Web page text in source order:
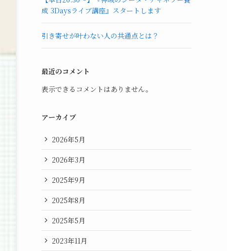
成 3Daysライブ講座』スタートします
引き寄せが叶わない人の共通点とは？
最近のコメント
表示できるコメントはありません。
アーカイブ
2026年5月
2026年3月
2025年9月
2025年8月
2025年5月
2023年11月